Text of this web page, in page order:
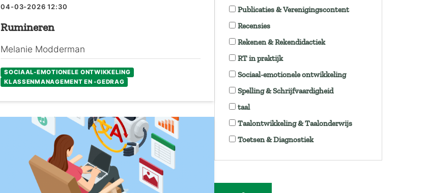
Rumineren
04-03-2026 12:30
Melanie Modderman
SOCIAAL-EMOTIONELE ONTWIKKELING
KLASSENMANAGEMENT EN -GEDRAG
Publicaties & Verenigingscontent
Recensies
Rekenen & Rekendidactiek
RT in praktijk
Sociaal-emotionele ontwikkeling
Spelling & Schrijfvaardigheid
taal
Taalontwikkeling & Taalonderwijs
Toetsen & Diagnostiek